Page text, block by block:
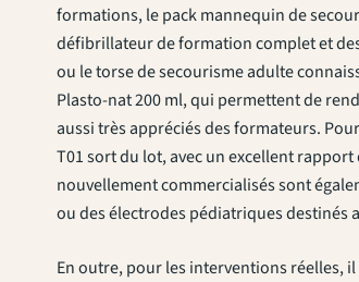
formations, le pack mannequin de
défibrillateur de formation complet et
ou le torse de secourisme adulte
Plasto-nat 200 ml, qui permettent de
aussi très appréciés des formateurs.
T01 sort du lot, avec un excellent
nouvellement commercialisés sont
ou des électrodes pédiatriques destinés
En outre, pour les interventions réelles,